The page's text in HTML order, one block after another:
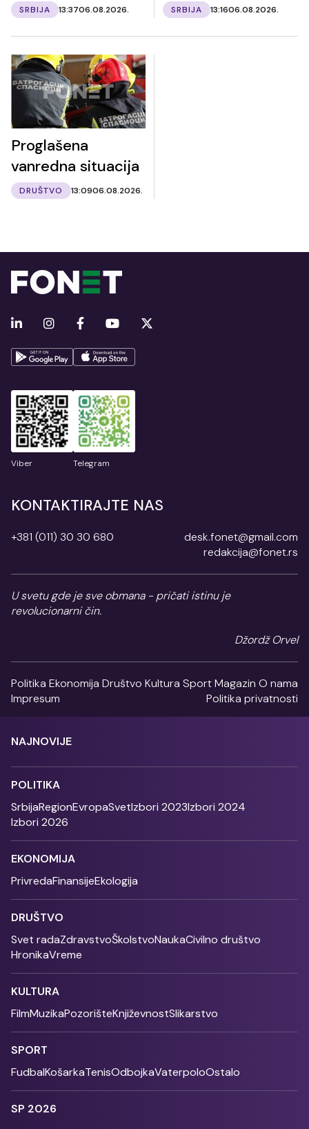
SRBIJA 13:3706.08.2026. SRBIJA 13:1606.08.2026.
Proglašena
vanredna situacija
DRUŠTVO 13:0906.08.2026.
Viber Telegram
KONTAKTIRAJTE NAS
+381 (011) 30 30 680
desk.fonet@gmail.com
redakcija@fonet.rs
U svetu gde je sve obmana - pričati istinu je
revolucionarni čin.
Džordž Orvel
Politika Ekonomija Društvo Kultura SportMagazin O nama
Impresum
Politika privatnosti
NAJNOVIJE
POLITIKA
SrbijaRegionEvropaSvetIzbori 2023Izbori 2024
Izbori 2026
EKONOMIJA
PrivredaFinansijeEkologija
DRUŠTVO
Svet radaZdravstvoŠkolstvoNaukaCivilno društvo
HronikaVreme
KULTURA
FilmMuzikaPozorišteKnjiževnostSlikarstvo
SPORT
FudbalKošarkaTenisOdbojkaVaterpoloOstalo
SP 2026